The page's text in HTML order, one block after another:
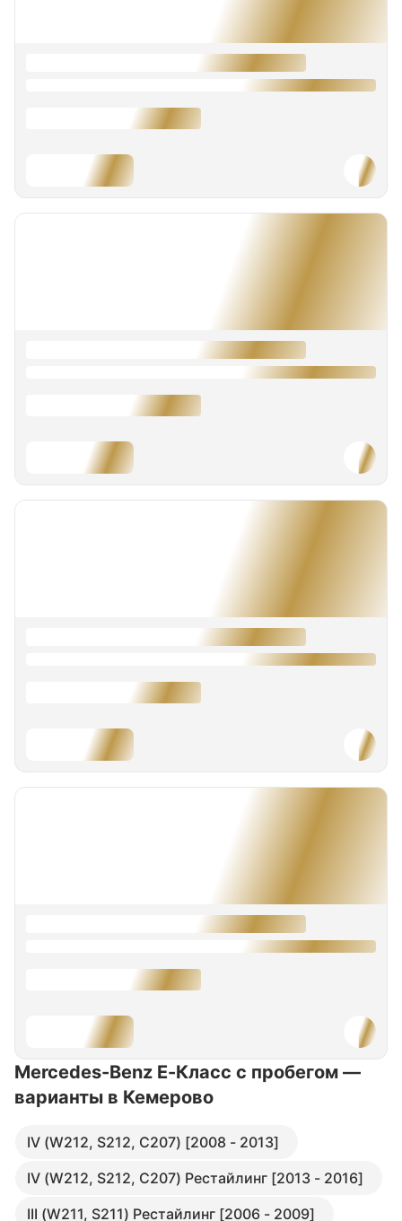
Mercedes-Benz E-Класс с пробегом —
варианты в Кемерово
IV (W212, S212, C207) [2008 - 2013]
IV (W212, S212, C207) Рестайлинг [2013 - 2016]
III (W211, S211) Рестайлинг [2006 - 2009]